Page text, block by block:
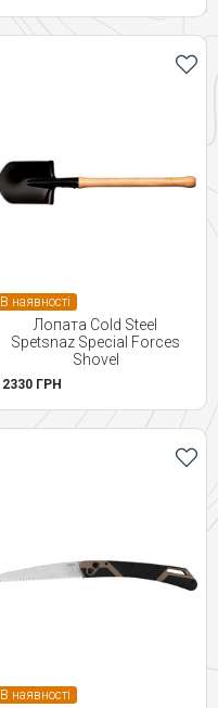
В наявності
Лопата Cold Steel
Spetsnaz Special Forces
Shovel
2330 ГРН
В наявності